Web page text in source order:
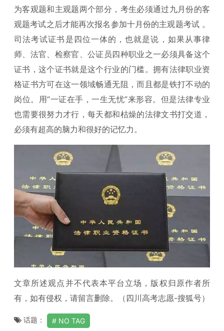
为客观题和主观题两个部分，考生必须通过九月份的客
观题考试之后才能再次报名参加十月份的主观题考试 。
司法考试证书是四位一体的，也就是说，如果从事律
师、法官、检察官、公证员四种职业之一必须具备这个
证书，这个证书就是这个行业的门槛。拥有法律职业资
格证书方可在这一领域畅通无阻，而且都是铁打不动的
岗位。用“一证在手，一生无忧”来形容。但是法律专业
也需要很努力才行，每天都和枯燥的法律文书打交道，
必须有超高的脑力和很好的记忆力。
文章所述观点并不代表本平台立场，版权归原作者所
有，如有侵权，请留言删除。（四川高考志愿-搜狐号）
话题： NO TAG